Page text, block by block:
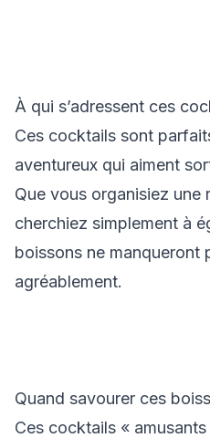
À qui s’adressent ces
Ces cocktails sont
aventureux qui aiment
Que vous organisiez
cherchiez simplement à
boissons ne manqueront
agréablement.
Quand savourer ces
Ces cocktails «